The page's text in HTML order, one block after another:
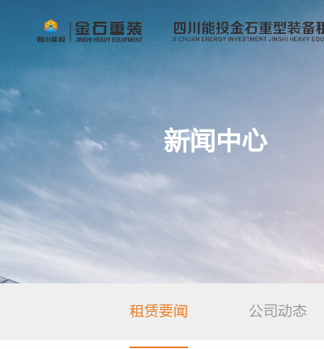
新闻中心
租赁要闻 公司动态